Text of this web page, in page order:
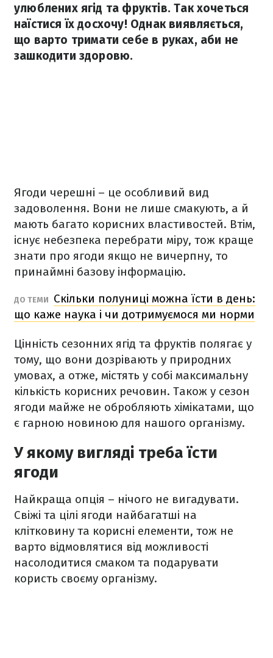
улюблених ягід та фруктів. Так хочеться
наїстися їх досхочу! Однак виявляється,
що варто тримати себе в руках, аби не
зашкодити здоровю.
Ягоди черешні – це особливий вид
задоволення. Вони не лише смакують, а й
мають багато корисних властивостей. Втім,
існує небезпека перебрати міру, тож краще
знати про ягоди якщо не вичерпну, то
принаймні базову інформацію.
ДО ТЕМИ
Скільки полуниці можна їсти в день:
що каже наука і чи дотримуємося ми норми
Цінність сезонних ягід та фруктів полягає у
тому, що вони дозрівають у природних
умовах, а отже, містять у собі максимальну
кількість корисних речовин. Також у сезон
ягоди майже не обробляють хімікатами, що
є гарною новиною для нашого організму.
У якому вигляді треба їсти
ягоди
Найкраща опція – нічого не вигадувати.
Свіжі та цілі ягоди найбагатші на
клітковину та корисні елементи, тож не
варто відмовлятися від можливості
насолодитися смаком та подарувати
користь своєму організму.